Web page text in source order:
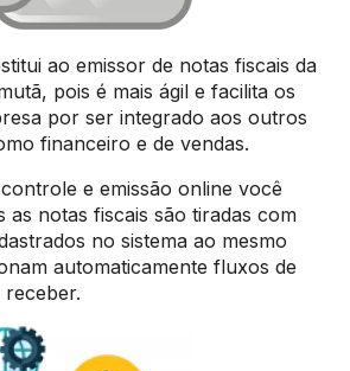
ao emissor de notas fiscais da
pois é mais ágil e facilita os
por ser integrado aos outros
financeiro e de vendas.
e emissão online você
as notas fiscais são tiradas com
no sistema ao mesmo
automaticamente fluxos de
receber.